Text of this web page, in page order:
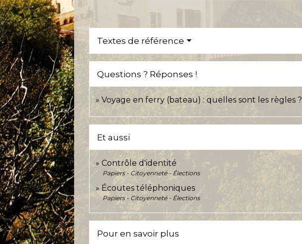
Textes de référence
Questions ? Réponses !
Voyage en ferry (bateau) : quelles sont les règles ?
Et aussi
Contrôle d'identité
Papiers - Citoyenneté - Élections
Écoutes téléphoniques
Papiers - Citoyenneté - Élections
Pour en savoir plus